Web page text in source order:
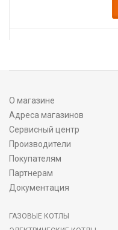
О магазине
Адреса магазинов
Сервисный центр
Производители
Покупателям
Партнерам
Документация
ГАЗОВЫЕ КОТЛЫ